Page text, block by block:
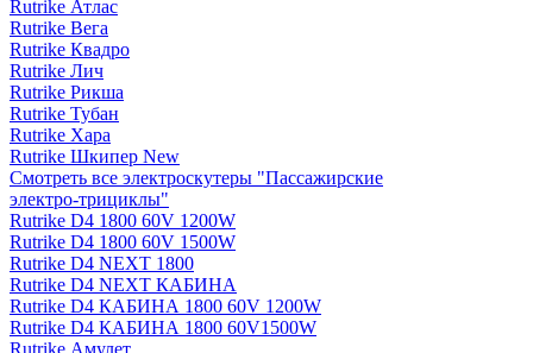
Rutrike Атлас
Rutrike Вега
Rutrike Квадро
Rutrike Лич
Rutrike Рикша
Rutrike Тубан
Rutrike Хара
Rutrike Шкипер New
Смотреть все электро­скутеры "Пассажирские
электро‑трициклы"
Rutrike D4 1800 60V 1200W
Rutrike D4 1800 60V 1500W
Rutrike D4 NEXT 1800
Rutrike D4 NEXT КАБИНА
Rutrike D4 КАБИНА 1800 60V 1200W
Rutrike D4 КАБИНА 1800 60V1500W